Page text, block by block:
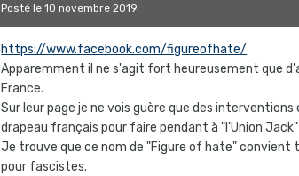
Postéle 10 novembre 2019
https://www.facebook.com/figureofhate/
Apparemment il ne s'agit fort heureusement que
France.
Sur leur page je ne vois guère que des interventions
drapeau français pour faire pendant à "l'Union
Je trouve que ce nom de "Figure of hate" convient
pour fascistes.